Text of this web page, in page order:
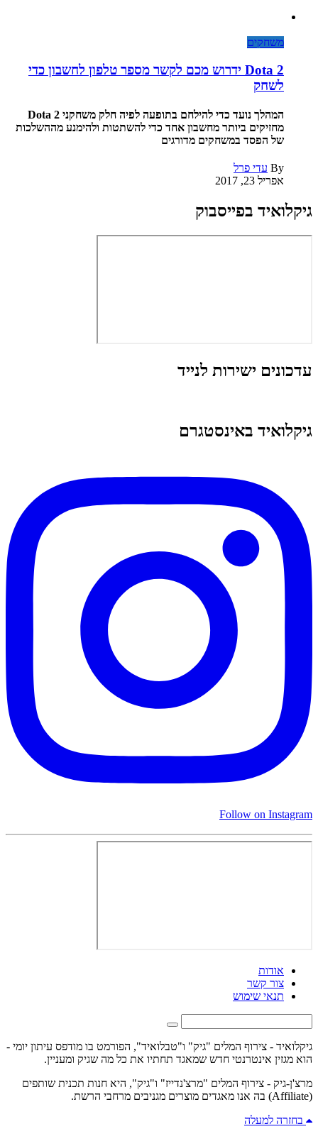
משחקים
Dota 2 ידרוש מכם לקשר מספר טלפון לחשבון כדי
לשחק
המהלך נועד כדי להילחם בתופעה לפיה חלק משחקני Dota 2
מחזיקים ביותר מחשבון אחד כדי להשתטות ולהימנע מההשלכות
של הפסד במשחקים מדורגים
By עדי פרל
אפריל 23, 2017
גיקלואיד בפייסבוק
עדכונים ישירות לנייד
גיקלואיד באינסטגרם
Follow on Instagram
אודות
צור קשר
תנאי שימוש
גיקלואיד - צירוף המלים "גיק" ו"טבלואיד", הפורמט בו מודפס עיתון יומי -
הוא מגזין אינטרנטי חדש שמאגד תחתיו את כל מה שגיק ומעניין.
מרצ'ן-גיק - צירוף המלים "מרצ'נדייז" ו"גיק", היא חנות תכנית שותפים
(Affiliate) בה אנו מאגדים מוצרים מגניבים מרחבי הרשת.
בחזרה למעלה